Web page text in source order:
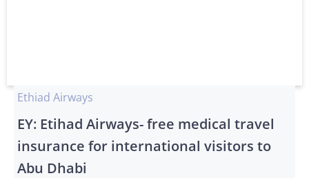
Ethiad Airways
EY: Etihad Airways- free medical travel
insurance for international visitors to
Abu Dhabi